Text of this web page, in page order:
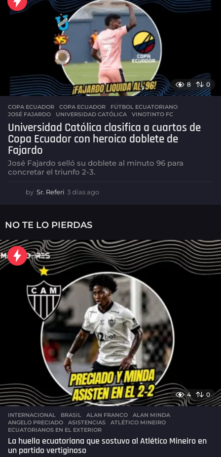
a
g
8 0
COPA ECUADOR COPA ECUADOR ,FÚTBOL ECUATORIANO
JOSÉ FAJARDO
,UNIVERSIDAD CATÓLICA ,VINOTINTO FC
Universidad Católica clasifica a cuartos de
Copa Ecuador con heroico doblete de
Fajardo
José Fajardo selló su doblete al minuto 96 para
concretar el triunfo 2-3.
by Sr. Referi 3 días ago
a
g
o
NO TE LO PIERDAS
4 0
INTERNACIONAL ,BRASIL ALAN FRANCO ,ALAN MINDA
ANGELO PRECIADO
,ASISTENCIAS ,ATLÉTICO MINEIRO
ECUATORIANOS EN EL EXTERIOR
La huella ecuatoriana que sostuvo al Atlético Mineiro en
un partido vertiginoso